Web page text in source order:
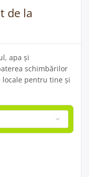
de la
apa și
schimbărilor
locale pentru tine și